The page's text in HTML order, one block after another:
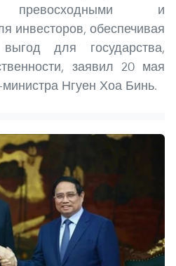
превосходными и
инвесторов, обеспечивая
для государства,
заявил 20 мая
Нгуен Хоа Бинь.